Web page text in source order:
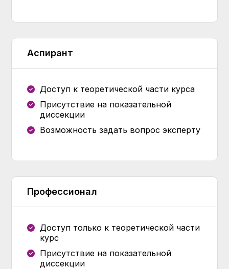
Аспирант
Доступ к теоретической части курса
Присутствие на показательной
диссекции
Возможность задать вопрос эксперту
Профессионал
Доступ только к теоретической части
курс
Присутствие на показательной
диссекции